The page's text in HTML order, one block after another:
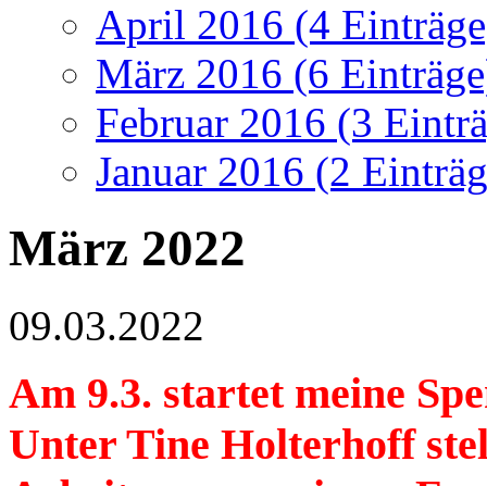
April 2016 (4
März 2016 (6
Februar 2016 (3
Januar 2016 (2
März 2022
09.03.2022
Am 9.3. startet meine
Unter Tine Holterhoff